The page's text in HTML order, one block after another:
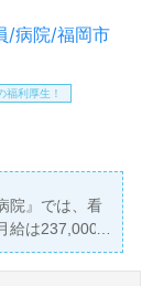
/病院/福岡市
福利厚生！
院』では、看
給は237,000
、安定した収
歩5分という